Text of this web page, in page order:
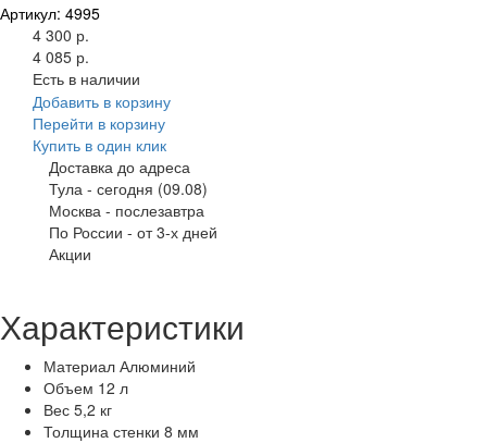
Артикул: 4995
4 300 р.
4 085 р.
Есть в наличии
Добавить в корзину
Перейти в корзину
Купить в один клик
Доставка до адреса
Тула - сегодня (09.08)
Москва - послезавтра
По России - от 3-х дней
Акции
Характеристики
Материал Алюминий
Объем 12 л
Вес 5,2 кг
Толщина стенки 8 мм